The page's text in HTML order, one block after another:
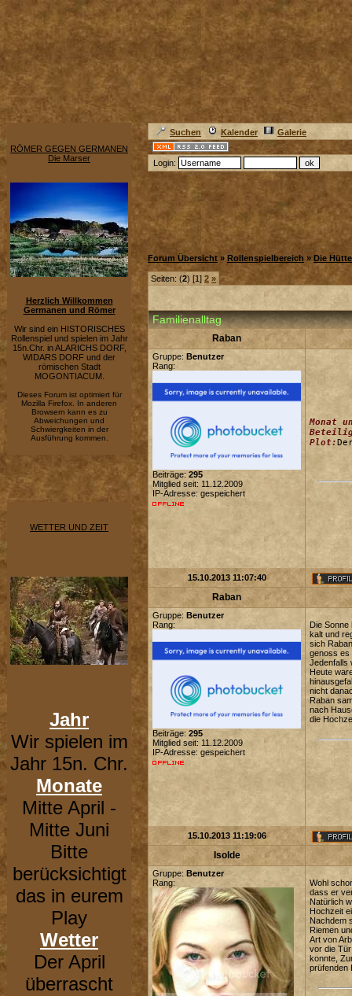
RÖMER GEGEN GERMANEN
Die Marser
Herzlich Willkommen
Germanen und Römer
Wir sind ein HISTORISCHES
Rollenspiel und spielen im Jahr
15n.Chr. in ALARICHS DORF,
WIDARS DORF und der
römischen Stadt
MOGONTIACUM.
Dieses Forum ist optimiert für
Mozilla Firefox. In anderen
Browsern kann es zu
Abweichungen und
Schwiergkeiten in der
Ausführung kommen.
WETTER UND ZEIT
Jahr
Wir spielen im
Jahr 15n. Chr.
Monate
Mitte April -
Mitte Juni
Bitte
berücksichtigt
das in eurem
Play
Wetter
Der April
überrascht
Suchen Kalender Galerie
Login:
Forum Übersicht » Rollenspielbereich » Die
Seiten: (2) [1] 2 »
Familienalltag
Raban
Gruppe: Benutzer
Rang:
Beiträge: 295
Mitglied seit: 11.12.2009
IP-Adresse: gespeichert
Monat
Plot:
15.10.2013 11:07:40
Raban
Gruppe: Benutzer
Rang:
Beiträge: 295
Mitglied seit: 11.12.2009
IP-Adresse: gespeichert
Die Sonne
kalt und
sich
genoss es
Jedenfalls
Heute
nicht
Raban
nach
die
15.10.2013 11:19:06
Isolde
Gruppe: Benutzer
Rang:
Wohl
dass er
Natürlich
Hochzeit
Nachdem
Riemen
Art von
vor die
konnte,
prüfenden